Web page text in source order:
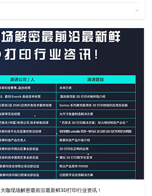
大咖现场解密最前沿最新鲜3D打印行业资讯！